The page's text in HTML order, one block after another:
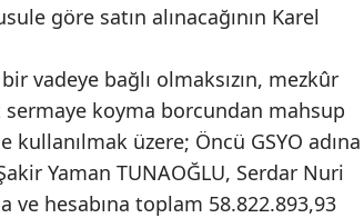
göre satın alınacağının Karel
vadeye bağlı olmaksızın, mezkûr
sermaye koyma borcundan mahsup
üzere; Öncü GSYO adına
Yaman TUNAOĞLU, Serdar Nuri
ve hesabına toplam 58.822.893,93